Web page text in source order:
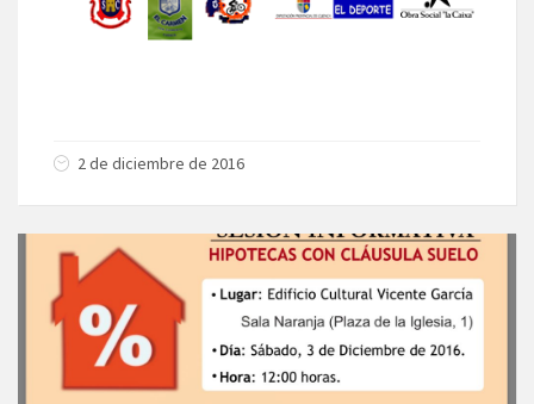
2 de diciembre de 2016